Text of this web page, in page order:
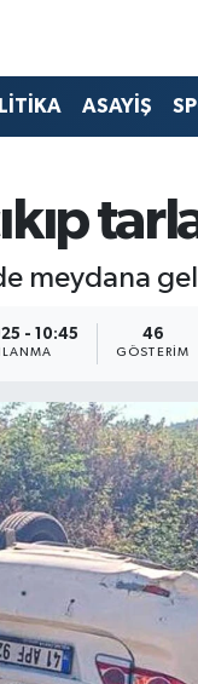
ASAYİŞ
meydana
- 10:45 46
GÖSTERIM